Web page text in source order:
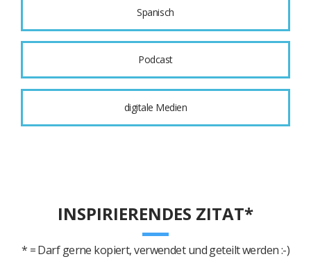
Spanisch
Podcast
digitale Medien
INSPIRIERENDES ZITAT*
* = Darf gerne kopiert, verwendet und geteilt werden :-)